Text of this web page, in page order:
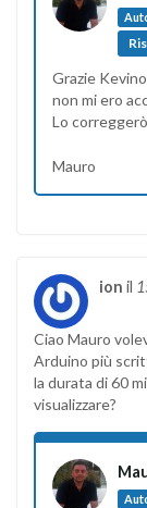
Grazie
non mi ero
Lo
Mauro
ion il
Ciao Mauro
Arduino più
la durata di 60
visualizzare?